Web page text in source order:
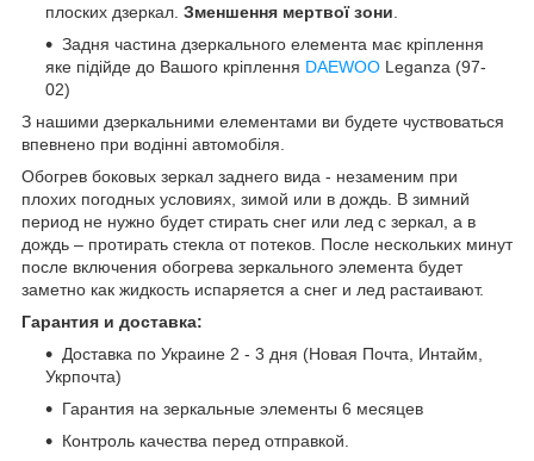
плоских дзеркал. Зменшення мертвої зони
Задня частина дзеркального елемента має кріплення
яке підійде до Вашого кріплення DAEWOO Leganza (97-
02)
З нашими дзеркальними елементами ви будете чуствоваться
впевнено при водінні автомобіля.
Обогрев боковых зеркал заднего вида - незаменим при
плохих погодных условиях, зимой или в дождь. В зимний
период не нужно будет стирать снег или лед с зеркал, а в
дождь – протирать стекла от потеков. После нескольких минут
после включения обогрева зеркального элемента будет
заметно как жидкость испаряется а снег и лед растаивают.
Гарантия и доставка:
Доставка по Украине 2 - 3 дня (Новая Почта, Интайм,
Укрпочта)
Гарантия на зеркальные элементы 6 месяцев
Контроль качества перед отправкой.